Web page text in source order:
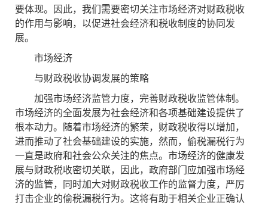
要体现。因此，我们需要密切关注市场经济对财政税收
的作用与影响，以促进社会经济和税收制度的协同发
展。
市场经济
与财政税收协调发展的策略
加强市场经济监管力度，完善财政税收监管体制。
市场经济的全面发展为社会经济和各项基础建设提供了
根本动力。随着市场经济的繁荣，财政税收得以增加，
进而推动了社会基础建设的实施，然而，偷税漏税行为
一直是政府和社会公众关注的焦点。市场经济的健康发
展与财政税收密切关联，因此，政府部门应加强市场经
济的监管，同时加大对财政税收工作的监督力度，严厉
打击企业的偷税漏税行为。这将有助于相关企业正确认